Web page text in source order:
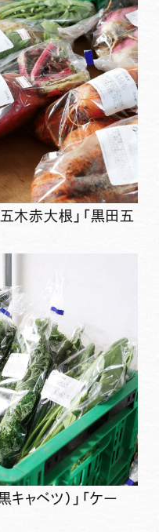
木赤大根」「黒田五
ャベツ）」「ケー